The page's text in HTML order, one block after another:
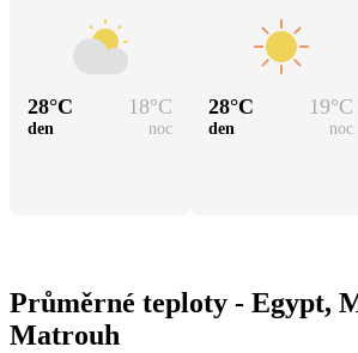
28°C 18°C
den noc
28°C 19°C
den noc
Průměrné teploty - Egypt,
Matrouh